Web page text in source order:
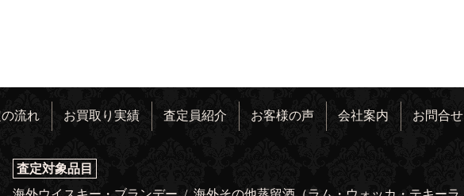
流れ お買取り実績 査定員紹介 お客様の声 会社案内 お問合せ
査定対象品目